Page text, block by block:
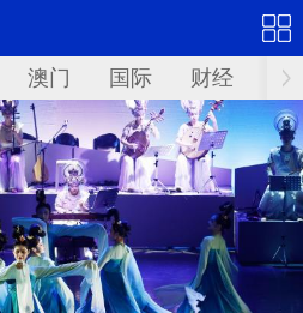
澳门 国际 财经 资